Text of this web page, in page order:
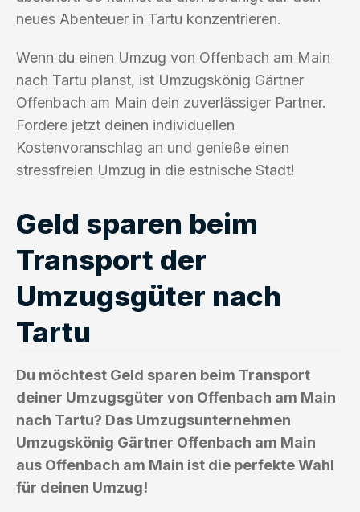
neues Abenteuer in Tartu konzentrieren.
Wenn du einen Umzug von Offenbach am Main
nach Tartu planst, ist Umzugskönig Gärtner
Offenbach am Main dein zuverlässiger Partner.
Fordere jetzt deinen individuellen
Kostenvoranschlag an und genieße einen
stressfreien Umzug in die estnische Stadt!
Geld sparen beim
Transport der
Umzugsgüter nach
Tartu
Du möchtest Geld sparen beim Transport
deiner Umzugsgüter von Offenbach am Main
nach Tartu? Das Umzugsunternehmen
Umzugskönig Gärtner Offenbach am Main
aus Offenbach am Main ist die perfekte Wahl
für deinen Umzug!